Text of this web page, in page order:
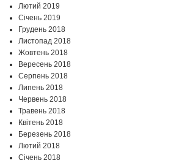
Лютий 2019
Січень 2019
Грудень 2018
Листопад 2018
Жовтень 2018
Вересень 2018
Серпень 2018
Липень 2018
Червень 2018
Травень 2018
Квітень 2018
Березень 2018
Лютий 2018
Січень 2018